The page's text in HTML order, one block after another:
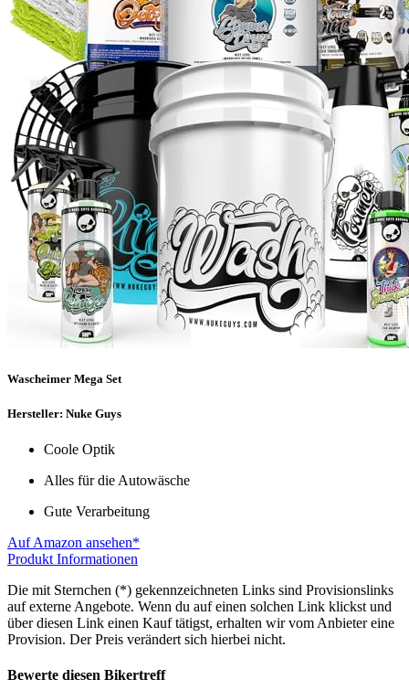
Wascheimer Mega Set
Hersteller: Nuke Guys
Coole Optik
Alles für die Autowäsche
Gute Verarbeitung
Auf Amazon ansehen*
Produkt Informationen
Die mit Sternchen (*) gekennzeichneten Links sind Provisionslinks
auf externe Angebote. Wenn du auf einen solchen Link klickst und
über diesen Link einen Kauf tätigst, erhalten wir vom Anbieter eine
Provision. Der Preis verändert sich hierbei nicht.
Bewerte diesen Bikertreff